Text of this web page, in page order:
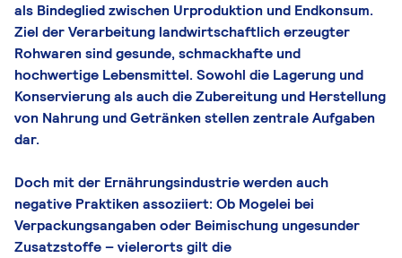
als Bindeglied zwischen Urproduktion und Endkonsum.
Ziel der Verarbeitung landwirtschaftlich erzeugter
Rohwaren sind gesunde, schmackhafte und
hochwertige Lebensmittel. Sowohl die Lagerung und
Konservierung als auch die Zubereitung und Herstellung
von Nahrung und Getränken stellen zentrale Aufgaben
dar.
Doch mit der Ernährungsindustrie werden auch
negative Praktiken assoziiert: Ob Mogelei bei
Verpackungsangaben oder Beimischung ungesunder
Zusatzstoffe – vielerorts gilt die